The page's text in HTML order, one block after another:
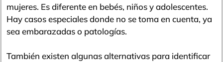
mujeres. Es diferente en bebés, niños y adolescentes.
Hay casos especiales donde no se toma en cuenta, ya
sea embarazadas o patologías.
También existen algunas alternativas para identificar